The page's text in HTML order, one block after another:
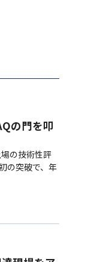
の門を叩
の技術性評
の突破で、年